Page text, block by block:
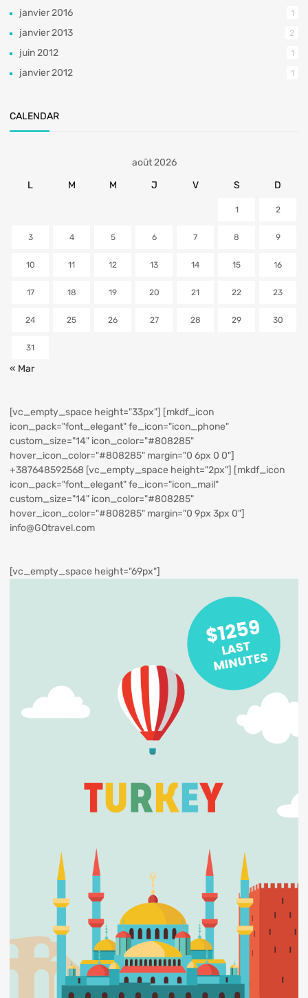
janvier 2016 1
janvier 2013 2
juin 2012 1
janvier 2012 1
CALENDAR
août 2026
L
M M J V S D
1 2
3 4 5 6 7 8 9
10 11 12 13 14 15 16
17 18 19 20 21 22 23
24 25 26 27 28 29 30
31
« Mar
[vc_empty_space height="33px"] [mkdf_icon
icon_pack="font_elegant" fe_icon="icon_phone"
custom_size="14" icon_color="#808285"
hover_icon_color="#808285" margin="0 6px 0 0"]
+387648592568 [vc_empty_space height="2px"] [mkdf_icon
icon_pack="font_elegant" fe_icon="icon_mail"
custom_size="14" icon_color="#808285"
hover_icon_color="#808285" margin="0 9px 3px 0"]
info@GOtravel.com
[vc_empty_space height="69px"]